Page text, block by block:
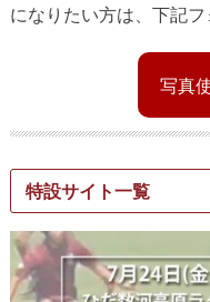
になりたい方は、下記フ
写真
特設サイト一覧